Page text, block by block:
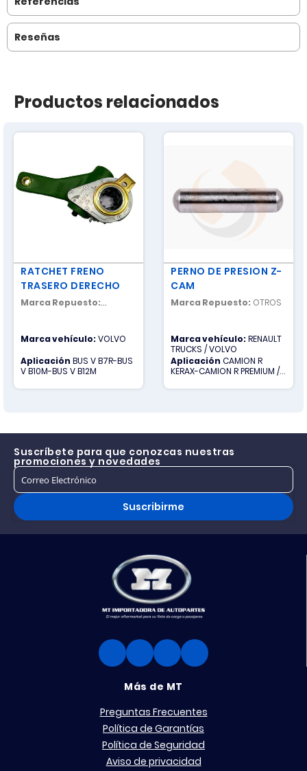
Reseñas
Productos relacionados
RATCHET FRENO
TRASERO DERECHO
Marca Repuesto:
Marca vehículo:VOLVO
Aplicación BUS V B7R-BUS
V B10M-BUS V B12M
PERNO DE PRESION Z-
CAM
Marca Repuesto: OTROS
Marca vehículo:RENAULT
TRUCKS / VOLVO
Aplicación CAMION R
KERAX-CAMION R PREMIUM /
CAMION V NH12
Suscríbete para que conozcas nuestras
promociones y novedades
Suscribirme
Más de MT
Preguntas Frecuentes
Política de Garantías
Política de Seguridad
Aviso de privacidad